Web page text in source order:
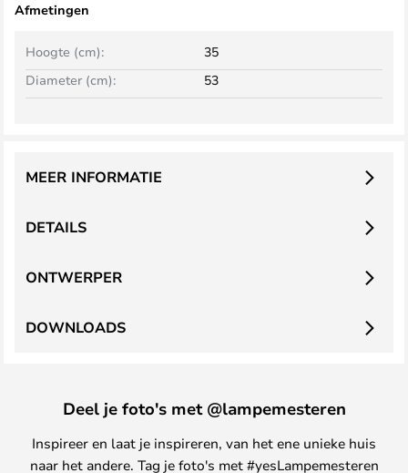
Afmetingen
Hoogte (cm):
35
Diameter (cm):
53
DETAILS
MEER INFORMATIE
ONTWERPER
DOWNLOADS
Deel je foto's met @lampemesteren
Inspireer en laat je inspireren, van het ene unieke huis
naar het andere. Tag je foto's met #yesLampemesteren